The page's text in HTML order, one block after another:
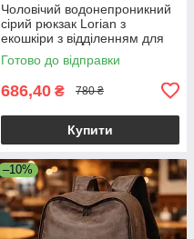
Чоловічий водонепроникний
сірий рюкзак Lorian з
екошкіри з відділенням для
ноутбука та бічними
кишенями
Готово до відправки
686,40 ₴ 780 ₴
Купити
–10%